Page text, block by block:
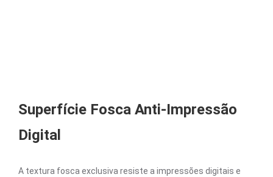
Superfície Fosca Anti-Impressão
Digital
A textura fosca exclusiva resiste a impressões digitais e